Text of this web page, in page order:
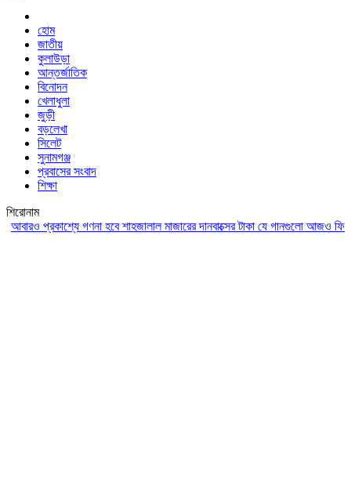
হোম
জাতীয়
কুলাউড়া
আন্তর্জাতিক
বিনোদন
খেলাধুলা
জুড়ী
বড়লেখা
সিলেট
সুনামগঞ্জ
প্রবাসের সংবাদ
শিক্ষা
শিরোনাম
প্রকাশ্যে গণনা হবে শাহজালাল মাজারের দানবাক্সের টাকাযে গানগুলো আজও ফিরিয়ে